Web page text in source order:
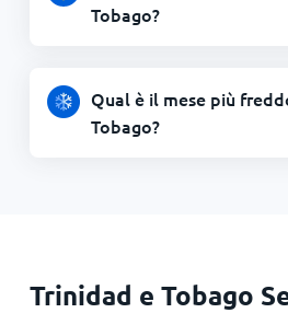
Tobago?
Qual è il mese più
Tobago?
Trinidad e Tobago